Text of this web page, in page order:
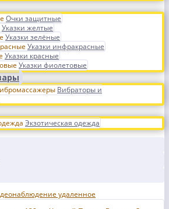
Очки защитные
Указки желтые
Указки зелёные
Указки инфракрасные
Указки красные
Указки фиолетовые
Вибраторы и
Экзотическая одежда